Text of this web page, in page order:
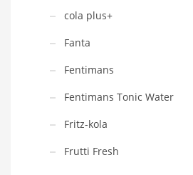
cola plus+
Fanta
Fentimans
Fentimans Tonic Water
Fritz-kola
Frutti Fresh